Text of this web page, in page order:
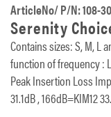
ArticleNo/ P/N: 108-
Serenity
Contains sizes: S, M, L
function of frequency :
Peak Insertion Loss
31.1dB , 166dB=KIM12